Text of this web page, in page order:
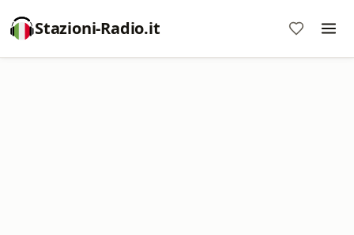
Stazioni-Radio.it